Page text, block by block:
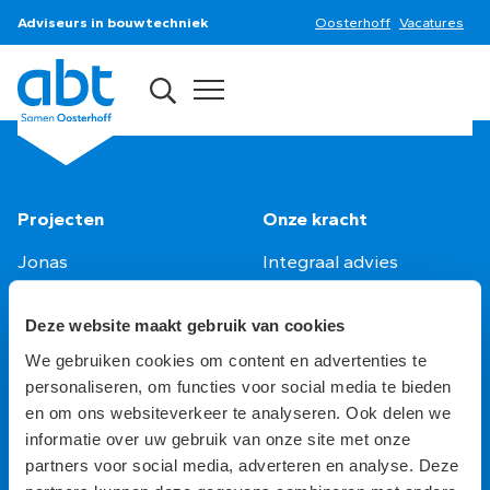
Deze website maakt gebruik van cookies
We gebruiken cookies om content en advertenties te
personaliseren, om functies voor social media te bieden
en om ons websiteverkeer te analyseren. Ook delen we
informatie over uw gebruik van onze site met onze
partners voor social media, adverteren en analyse. Deze
Adviseurs in bouwtechniek Oosterhoff Vacatures
Projecten
Jonas
Binnenhof
The Natural Pavilion
Onze kracht
Integraal advies
Van visie naar
Ontwerpkracht
bestaande bouw
Ontwerpkracht
nieuwbouw
Digitalisering
Engineering